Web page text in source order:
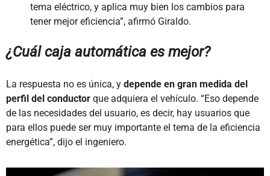
tema eléctrico, y aplica muy bien los cambios para
tener mejor eficiencia”, afirmó Giraldo.
¿Cuál caja automática es mejor?
La respuesta no es única, y depende en gran medida del
perfil del conductor que adquiera el vehículo. “Eso depende
de las necesidades del usuario, es decir, hay usuarios que
para ellos puede ser muy importante el tema de la eficiencia
energética”, dijo el ingeniero.